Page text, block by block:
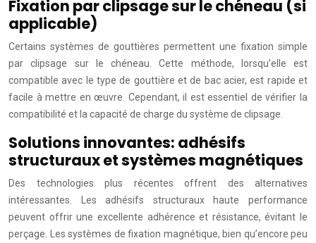
Fixation par clipsage sur le chéneau (si
applicable)
Certains systèmes de gouttières permettent une fixation simple
par clipsage sur le chéneau. Cette méthode, lorsqu’elle est
compatible avec le type de gouttière et de bac acier, est rapide et
facile à mettre en œuvre. Cependant, il est essentiel de vérifier la
compatibilité et la capacité de charge du système de clipsage.
Solutions innovantes: adhésifs
structuraux et systèmes magnétiques
Des technologies plus récentes offrent des alternatives
intéressantes. Les adhésifs structuraux haute performance
peuvent offrir une excellente adhérence et résistance, évitant le
perçage. Les systèmes de fixation magnétique, bien qu’encore peu